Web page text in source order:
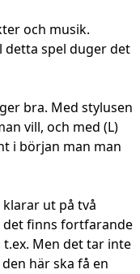
och musik.
detta spel duger det
bra. Med stylusen
vill, och med (L)
i början man man
ut på två
det finns fortfarande
t.ex. Men det tar inte
här ska få en